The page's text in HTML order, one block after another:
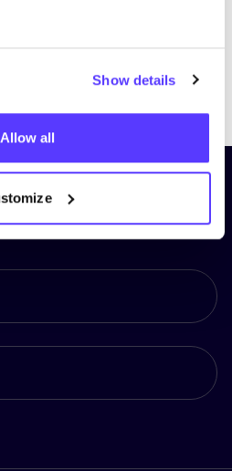
Show details
Allow all
PreviousNext
boletín